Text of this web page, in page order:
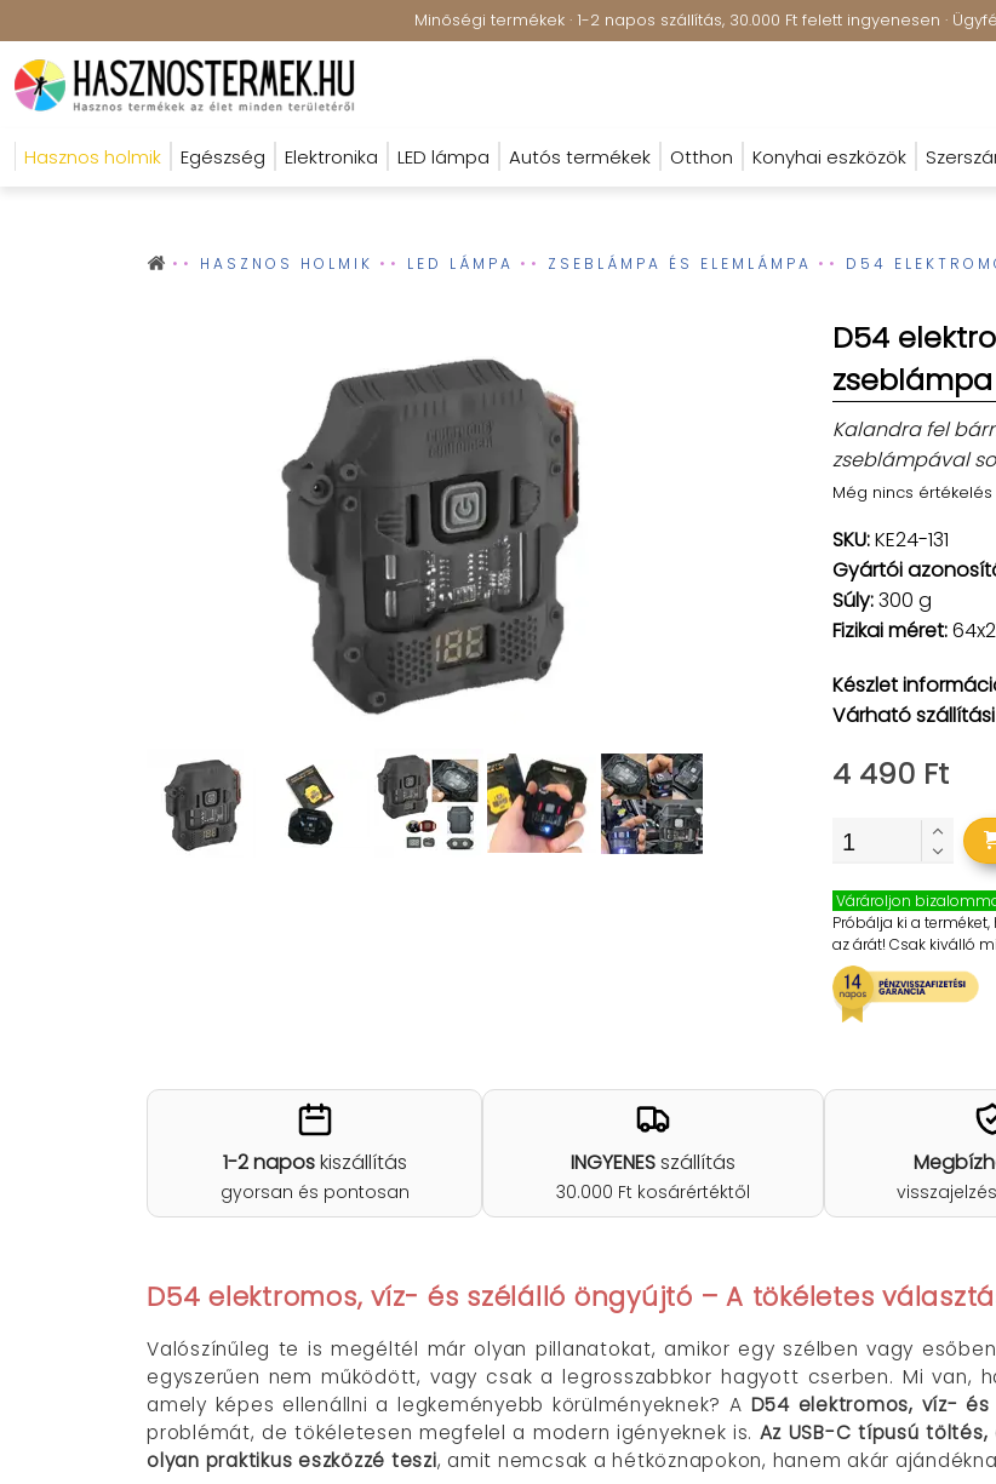
Minőségi termékek · 1-2 napos szállítás, 30.000 Ft felett ingyenesen ·
Hasznos holmik Egészség Elektronika LED lámpa Autós termékek Otthon Konyhai eszközök
HASZNOS HOLMIK LED LÁMPA ZSEBLÁMPA ÉS ELEMLÁMPA D54
D54
zseblámpa
Kalandra fel
zseblámpával
Még nincs értékelés
SKU:KE24-131
Gyártói
Súly:300 g
Fizikai méret:
Készlet
Várható
4 490 Ft
Várároljon
Próbálja ki a
az árát! Csak kiválló
1-2 naposkiszállítás
gyorsan és pontosan
INGYENESszállítás
30.000 Ft kosárértéktől
D54 elektromos, víz- és szélálló öngyújtó – A tökéletes
Valószínűleg te is megéltél már olyan pillanatokat, amikor egy szélben vagy
egyszerűen nem működött, vagy csak a legrosszabbkor hagyott cserben. Mi van,
amely képes ellenállni a legkeményebb körülményeknek? A D54 elektromos, víz-
problémát, de tökéletesen megfelel a modern igényeknek is. Az USB-C típusú
olyan praktikus eszközzé teszi, amit nemcsak a hétköznapokon, hanem akár